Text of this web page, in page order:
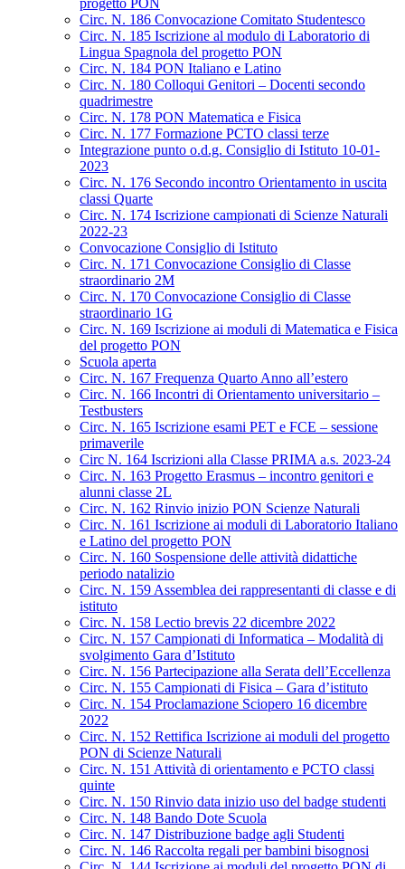
progetto PON
Circ. N. 186 Convocazione Comitato Studentesco
Circ. N. 185 Iscrizione al modulo di Laboratorio di
Lingua Spagnola del progetto PON
Circ. N. 184 PON Italiano e Latino
Circ. N. 180 Colloqui Genitori – Docenti secondo
quadrimestre
Circ. N. 178 PON Matematica e Fisica
Circ. N. 177 Formazione PCTO classi terze
Integrazione punto o.d.g. Consiglio di Istituto 10-01-
2023
Circ. N. 176 Secondo incontro Orientamento in uscita
classi Quarte
Circ. N. 174 Iscrizione campionati di Scienze Naturali
2022-23
Convocazione Consiglio di Istituto
Circ. N. 171 Convocazione Consiglio di Classe
straordinario 2M
Circ. N. 170 Convocazione Consiglio di Classe
straordinario 1G
Circ. N. 169 Iscrizione ai moduli di Matematica e Fisica
del progetto PON
Scuola aperta
Circ. N. 167 Frequenza Quarto Anno all’estero
Circ. N. 166 Incontri di Orientamento universitario –
Testbusters
Circ. N. 165 Iscrizione esami PET e FCE – sessione
primaverile
Circ N. 164 Iscrizioni alla Classe PRIMA a.s. 2023-24
Circ. N. 163 Progetto Erasmus – incontro genitori e
alunni classe 2L
Circ. N. 162 Rinvio inizio PON Scienze Naturali
Circ. N. 161 Iscrizione ai moduli di Laboratorio Italiano
e Latino del progetto PON
Circ. N. 160 Sospensione delle attività didattiche
periodo natalizio
Circ. N. 159 Assemblea dei rappresentanti di classe e di
istituto
Circ. N. 158 Lectio brevis 22 dicembre 2022
Circ. N. 157 Campionati di Informatica – Modalità di
svolgimento Gara d’Istituto
Circ. N. 156 Partecipazione alla Serata dell’Eccellenza
Circ. N. 155 Campionati di Fisica – Gara d’istituto
Circ. N. 154 Proclamazione Sciopero 16 dicembre
2022
Circ. N. 152 Rettifica Iscrizione ai moduli del progetto
PON di Scienze Naturali
Circ. N. 151 Attività di orientamento e PCTO classi
quinte
Circ. N. 150 Rinvio data inizio uso del badge studenti
Circ. N. 148 Bando Dote Scuola
Circ. N. 147 Distribuzione badge agli Studenti
Circ. N. 146 Raccolta regali per bambini bisognosi